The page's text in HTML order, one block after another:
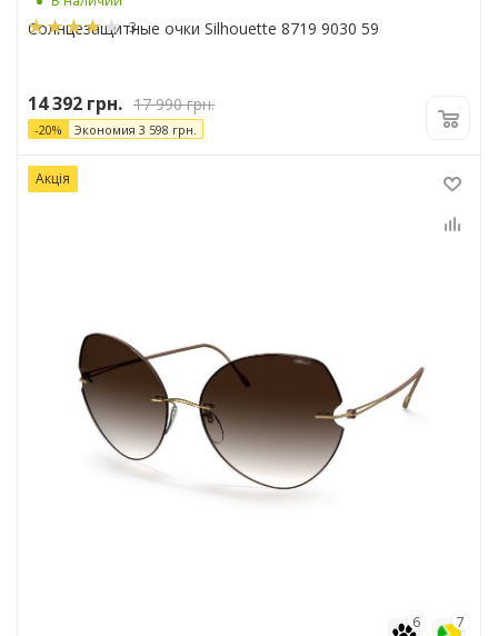
3
Солнцезащитные очки Silhouette 8719 9030 59
14 392 грн. 17 990грн.
-20% Экономия 3 598 грн.
Акція
7
6